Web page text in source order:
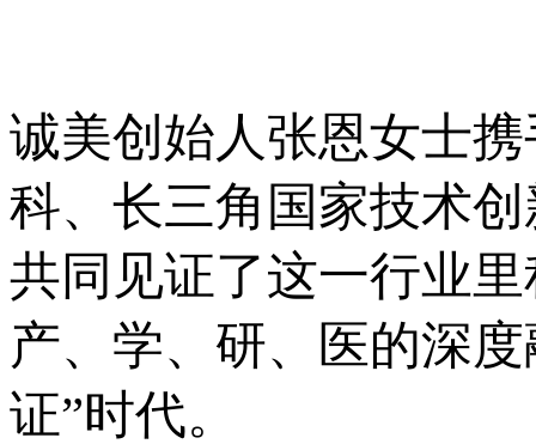
诚美创始人张恩女士
科、长三角国家技术
共同见证了这一行业
产、学、研、医的深
证”时代。